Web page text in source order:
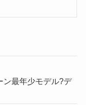
ン最年少モデル?デ